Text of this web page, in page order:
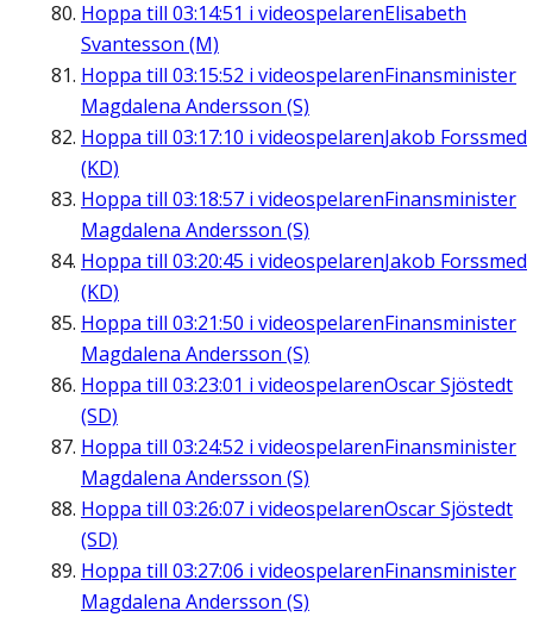
Hoppa till 03:14:51 i videospelarenElisabeth
Svantesson (M)
Hoppa till 03:15:52 i videospelarenFinansminister
Magdalena Andersson (S)
Hoppa till 03:17:10 i videospelarenJakob Forssmed
(KD)
Hoppa till 03:18:57 i videospelarenFinansminister
Magdalena Andersson (S)
Hoppa till 03:20:45 i videospelarenJakob Forssmed
(KD)
Hoppa till 03:21:50 i videospelarenFinansminister
Magdalena Andersson (S)
Hoppa till 03:23:01 i videospelarenOscar Sjöstedt
(SD)
Hoppa till 03:24:52 i videospelarenFinansminister
Magdalena Andersson (S)
Hoppa till 03:26:07 i videospelarenOscar Sjöstedt
(SD)
Hoppa till 03:27:06 i videospelarenFinansminister
Magdalena Andersson (S)